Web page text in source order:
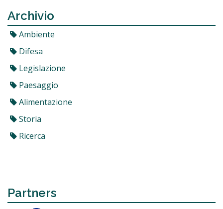
Archivio
Ambiente
Difesa
Legislazione
Paesaggio
Alimentazione
Storia
Ricerca
Partners